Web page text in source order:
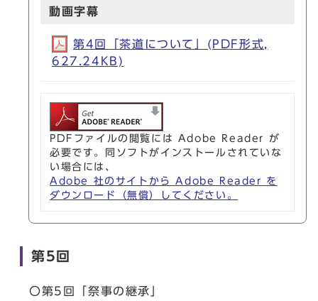
動画字幕
第4回「茶道について」(PDF形式,
627.24KB)
PDFファイルの閲覧には Adobe Reader が
必要です。同ソフトがインストールされていな
い場合には、
Adobe 社のサイトから Adobe Reader を
ダウンロード（無償）してください。
第5回
〇第5回「祭事の継承」